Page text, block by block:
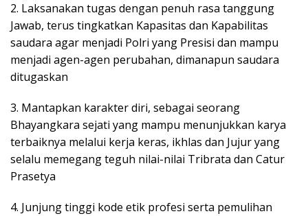
2. Laksanakan tugas dengan penuh rasa tanggung
Jawab, terus tingkatkan Kapasitas dan Kapabilitas
saudara agar menjadi Polri yang Presisi dan mampu
menjadi agen-agen perubahan, dimanapun saudara
ditugaskan
3. Mantapkan karakter diri, sebagai seorang
Bhayangkara sejati yang mampu menunjukkan karya
terbaiknya melalui kerja keras, ikhlas dan Jujur yang
selalu memegang teguh nilai-nilai Tribrata dan Catur
Prasetya
4. Junjung tinggi kode etik profesi serta pemulihan